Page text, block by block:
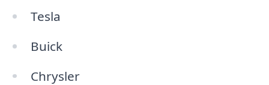
Tesla
Buick
Chrysler